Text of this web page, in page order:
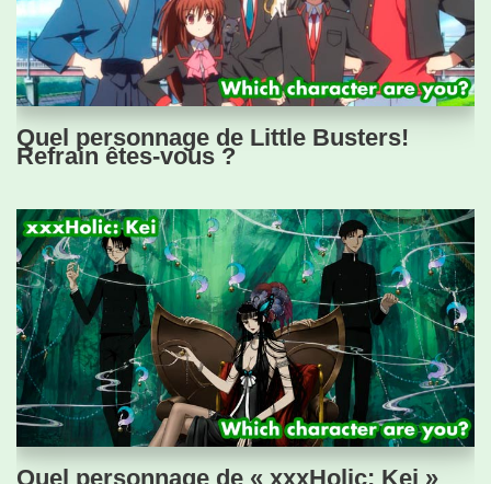
Quel personnage de Little Busters!
Refrain êtes-vous ?
Quel personnage de « xxxHolic: Kei »